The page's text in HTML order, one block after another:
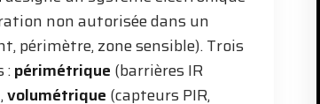
non autorisée dans un
périmètre, zone sensible). Trois
:périmétrique (barrières IR
volumétrique (capteurs PIR,